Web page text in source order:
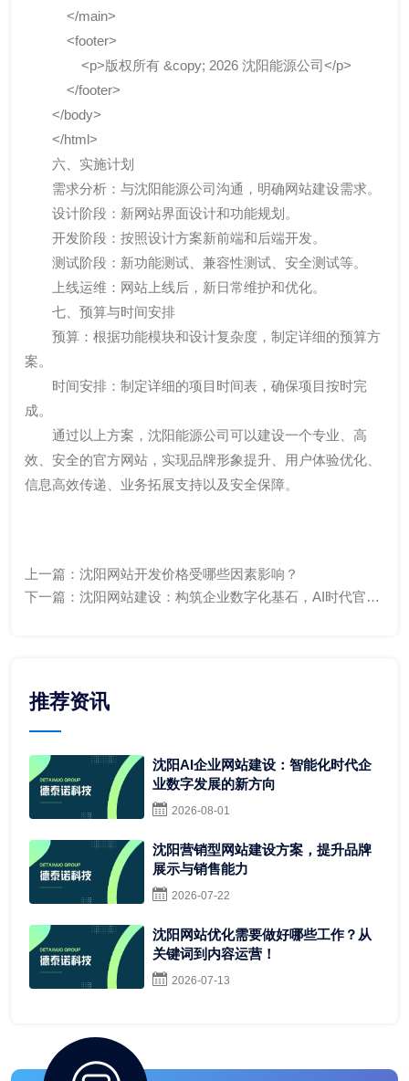
</main>
<footer>
<p>版权所有 &copy; 2026 沈阳能源公司</p>
</footer>
</body>
</html>
六、实施计划
需求分析：与沈阳能源公司沟通，明确网站建设需求。
设计阶段：新网站界面设计和功能规划。
开发阶段：按照设计方案新前端和后端开发。
测试阶段：新功能测试、兼容性测试、安全测试等。
上线运维：网站上线后，新日常维护和优化。
七、预算与时间安排
预算：根据功能模块和设计复杂度，制定详细的预算方
案。
时间安排：制定详细的项目时间表，确保项目按时完
成。
通过以上方案，沈阳能源公司可以建设一个专业、高
效、安全的官方网站，实现品牌形象提升、用户体验优化、
信息高效传递、业务拓展支持以及安全保障。
上一篇： 沈阳网站开发价格受哪些因素影响？
下一篇： 沈阳网站建设：构筑企业数字化基石，AI时代官网
推荐资讯
沈阳AI企业网站建设：智能化时代企
业数字发展的新方向
2026-08-01
沈阳营销型网站建设方案，提升品牌
展示与销售能力
2026-07-22
沈阳网站优化需要做好哪些工作？从
关键词到内容运营！
2026-07-13